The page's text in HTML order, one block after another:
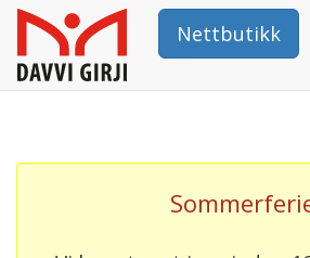
Nettbutikk